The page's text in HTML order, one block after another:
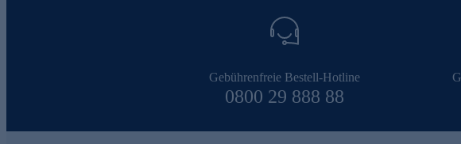
Gebührenfreie Bestell-Hotline
0800 29 888 88